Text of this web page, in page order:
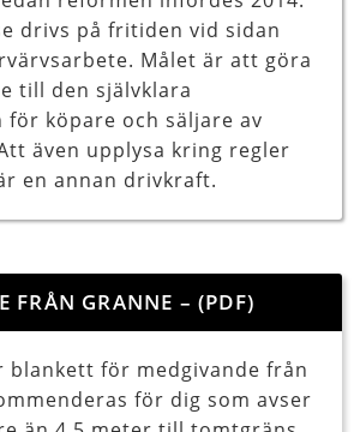
drivs på fritiden vid sidan
Målet är att göra
till den självklara
för köpare och säljare av
även upplysa kring regler
en annan drivkraft.
FRÅN GRANNE – (PDF)
blankett för medgivande från
för dig som avser